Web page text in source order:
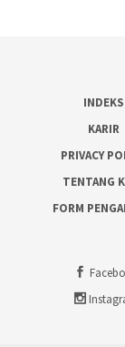
INDEKS
KARIR
PRIVACY
TENTANG
FORM